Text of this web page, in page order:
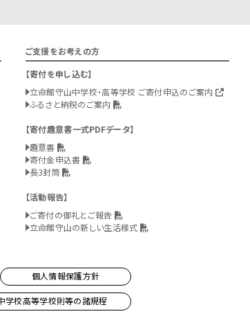
ご支援をお考えの方
寄付を申し込む
立命館守山中学校・高等学校 ご寄付申込のご案内
ふるさと納税のご案内
寄付趣意書一式PDFデータ
趣意書
寄付金申込書
長3封筒
活動報告
ご寄付の御礼とご報告
立命館守山の新しい生活様式
個人情報保護方針
学校高等学校則等の諸規程